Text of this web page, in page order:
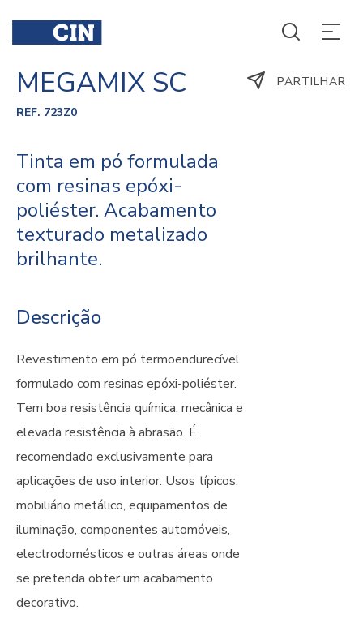
MEGAMIX SC
REF. 723Z0
Tinta em pó formulada
com resinas epóxi-
poliéster. Acabamento
texturado metalizado
brilhante.
Descrição
Revestimento em pó termoendurecível
formulado com resinas epóxi-poliéster.
Tem boa resistência química, mecânica e
elevada resistência à abrasão. É
recomendado exclusivamente para
aplicações de uso interior. Usos típicos:
mobiliário metálico, equipamentos de
iluminação, componentes automóveis,
electrodomésticos e outras áreas onde
se pretenda obter um acabamento
decorativo.
PARTILHAR